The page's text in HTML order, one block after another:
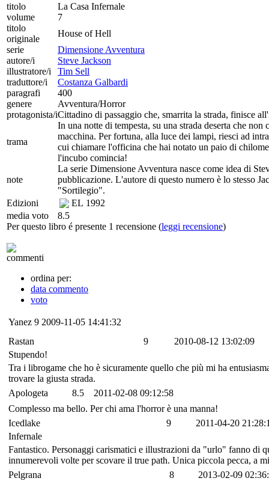
titolo
La Casa Infernale
volume
7
titolo
originale
House of Hell
serie
Dimensione Avventura
autore/i
Steve Jackson
illustratore/i
Tim Sell
traduttore/i
Costanza Galbardi
paragrafi
400
genere
Avventura/Horror
protagonista/iCittadino di passaggio che, smarrita la strada, finisce
trama
In una notte di tempesta, su una strada deserta che
macchina. Per fortuna, alla luce dei lampi, riesci ad
cui chiamare l'officina che hai notato un paio di
l'incubo comincia!
note
La serie Dimensione Avventura nasce come idea di
pubblicazione. L'autore di questo numero è lo stesso
"Sortilegio".
Edizioni
EL 1992
media voto
8.5
Per questo libro é presente 1 recensione (leggi recensione)
commenti
ordina per:
data commento
voto
Yanez 9 2009-11-05 14:41:32
Rastan
9
2010-08-12 13:02:09
Stupendo!
Tra i librogame che ho è sicuramente quello che più mi ha
trovare la giusta strada.
Apologeta
8.5
2011-02-08 09:12:58
Complesso ma bello. Per chi ama l'horror è una manna!
Icedlake
9
2011-04-20
Infernale
Fantastico. Personaggi carismatici e illustrazioni da "urlo" fanno di
innumerevoli volte per scovare il true path. Unica piccola pecca, a
Pelgrana
8
2013-02-09